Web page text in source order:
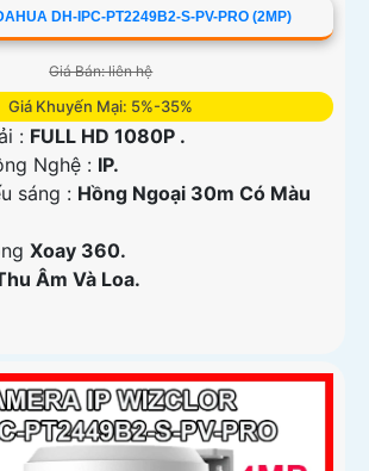
DH-IPC-PT2249B2-S-PV-PRO (2MP)
Giá Bán: liên hệ
Giá Khuyến Mại: 5%-35%
: FULL HD 1080P .
Nghệ : IP.
sáng : Hồng Ngoại 30m Có Màu
Xoay 360.
Âm Và Loa.